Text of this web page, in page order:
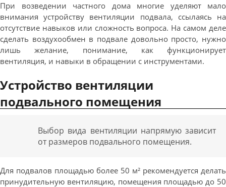
При возведении частного дома многие уделяют мало
внимания устройству вентиляции подвала, ссылаясь на
отсутствие навыков или сложность вопроса. На самом деле
сделать воздухообмен в подвале довольно просто, нужно
лишь желание, понимание, как функционирует
вентиляция, и навыки в обращении с инструментами.
Устройство вентиляции
подвального помещения
Выбор вида вентиляции напрямую зависит
от размеров подвального помещения.
Для подвалов площадью более 50 м² рекомендуется делать
принудительную вентиляцию, помещения площадью до 50